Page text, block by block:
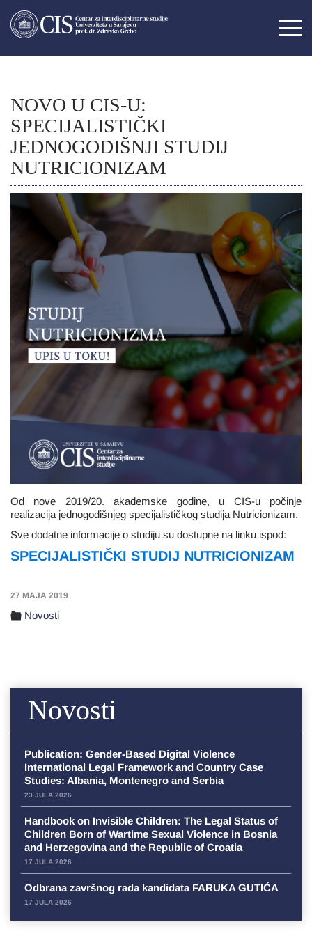
NOVO U CIS-U:
SPECIJALISTIČKI
JEDNOGODIŠNJI STUDIJ
NUTRICIONIZAM
Od nove 2019/20. akademske godine, u CIS-u počinje
realizacija jednogodišnjeg specijalističkog studija Nutricionizam.
Sve dodatne informacije o studiju su dostupne na linku ispod:
SPECIJALISTIČKI STUDIJ NUTRICIONIZAM
27 MAJA 2019
Novosti
Novosti
Publication: Gender-Based Digital Violence
International Legal Framework and Country Case
Studies: Albania, Montenegro and Serbia
23 JULA 2026
Handbook on Invisible Children: The Legal Status of
Children Born of Wartime Sexual Violence in Bosnia
and Herzegovina and the Republic of Croatia
17 JULA 2026
Odbrana završnog rada kandidata FARUKA GUTIĆA
17 JULA 2026